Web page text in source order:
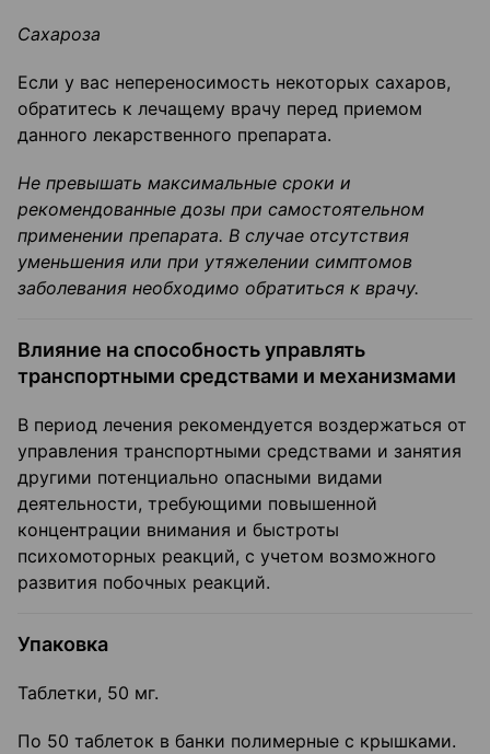
Сахароза
Если у вас непереносимость некоторых сахаров,
обратитесь к лечащему врачу перед при­емом
данного лекарственного препарата.
Не превышать максимальные сроки и
рекомендованные дозы при самостоятель­ном
применении препарата. В случае отсутствия
уменьшения или при утяжелении симптомов
заболевания необходимо обратиться к врачу.
Влияние на способность управлять
транспортными средствами и механизмами
В период лечения рекомендуется воздержаться от
управления транспортными средствами и занятия
другими потенциально опасными видами
деятельности, требующими повышен­ной
концентрации внимания и быстроты
психомоторных реакций, с учетом возможного
развития побочных реакций.
Упаковка
Таблетки, 50 мг.
По 50 таблеток в банки полимерные с крышками.